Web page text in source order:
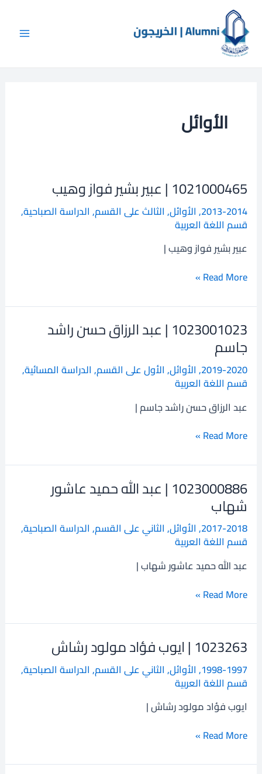
المحتوى
الأوائل
1021000465 | عبير بشير فواز وهيب
2013-2014
, الأوائل, الثالث على القسم, الدراسة الصباحية,
قسم اللغة العربية
عبير بشير فواز وهيب |
1021000465
عبير
بشير
فواز
وهيب
Read More »
1023001023 | عبد الرزاق حسن راشد
جاسم
2019-2020
, الأوائل, الأول على القسم, الدراسة المسائية,
قسم اللغة العربية
عبد الرزاق حسن راشد جاسم |
1023001023
|
عبد
الرزاق
حسن
جاسم
Read More »
1023000886 | عبد الله حميد عاشور
شهاب
2017-2018
, الأوائل, الثاني على القسم, الدراسة الصباحية,
قسم اللغة العربية
عبد الله حميد عاشور شهاب |
1023000886
|
عبد
الله
حميد
عاشور
شهاب
Read More »
1023263 | ايوب فؤاد مولود رشاش
1998-1997
, الأوائل, الثاني على القسم, الدراسة الصباحية,
قسم اللغة العربية
ايوب فؤاد مولود رشاش |
1023263
ايوب
فؤاد
مولود
رشاش
Read More »
pagination